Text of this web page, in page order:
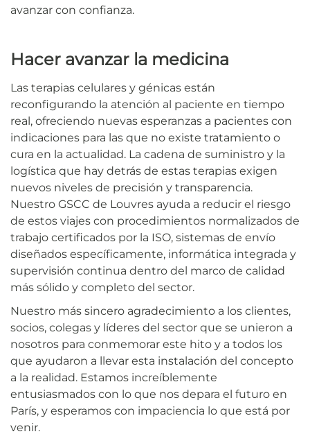
avanzar con confianza.
Hacer avanzar la medicina
Las terapias celulares y génicas están
reconfigurando la atención al paciente en tiempo
real, ofreciendo nuevas esperanzas a pacientes con
indicaciones para las que no existe tratamiento o
cura en la actualidad. La cadena de suministro y la
logística que hay detrás de estas terapias exigen
nuevos niveles de precisión y transparencia.
Nuestro GSCC de Louvres ayuda a reducir el riesgo
de estos viajes con procedimientos normalizados de
trabajo certificados por la ISO, sistemas de envío
diseñados específicamente, informática integrada y
supervisión continua dentro del marco de calidad
más sólido y completo del sector.
Nuestro más sincero agradecimiento a los clientes,
socios, colegas y líderes del sector que se unieron a
nosotros para conmemorar este hito y a todos los
que ayudaron a llevar esta instalación del concepto
a la realidad. Estamos increíblemente
entusiasmados con lo que nos depara el futuro en
París, y esperamos con impaciencia lo que está por
venir.